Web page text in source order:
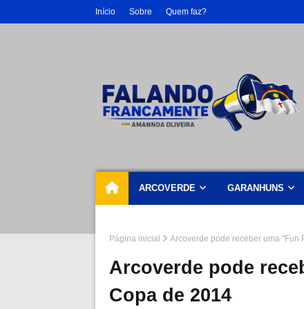
Início Sobre Quem faz?
ARCOVERDE GARANHUNS
Página inicial Arcoverde pode receber uma "Fun
Arcoverde pode
Copa de 2014